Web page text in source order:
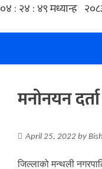
मनोनयन
April 25, 2022 by
जिल्लाको मन्थली